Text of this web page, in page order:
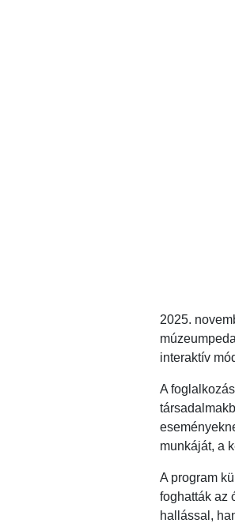
2025.
interaktív
A
munkáját, a
A program
foghatták az
hallással,